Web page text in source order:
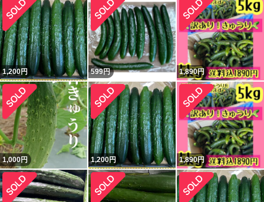
1,200円 599円 1,890円
1,000円 1,200円 1,890円